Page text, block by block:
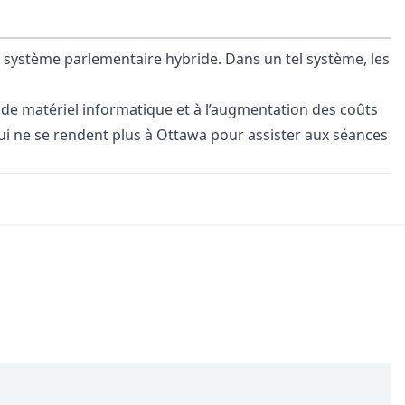
parlementaire hybride. Dans un tel système, les
matériel informatique et à l’augmentation des coûts
ne se rendent plus à Ottawa pour assister aux séances